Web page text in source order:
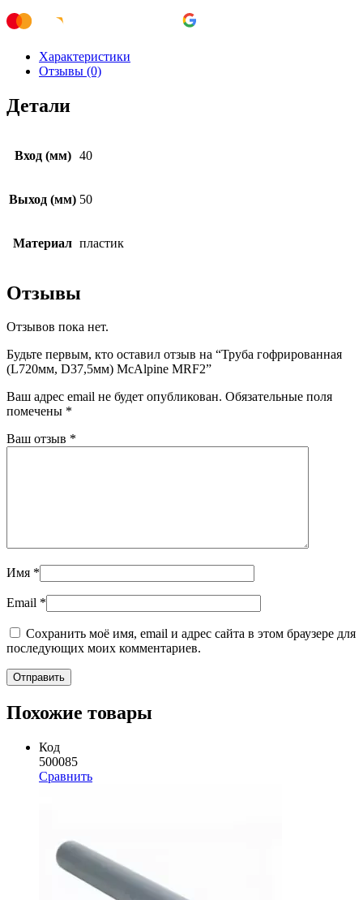
Характеристики
Отзывы (0)
Детали
Вход (мм) 40
Выход (мм) 50
Материал пластик
Отзывы
Отзывов пока нет.
Будьте первым, кто оставил отзыв на “Труба гофрированная
(L720мм, D37,5мм) McAlpine MRF2”
Ваш адрес email не будет опубликован. Обязательные поля
помечены *
Ваш отзыв *
Имя *
Email *
Сохранить моё имя, email и адрес сайта в этом браузере для
последующих моих комментариев.
Похожие товары
Код
500085
Сравнить